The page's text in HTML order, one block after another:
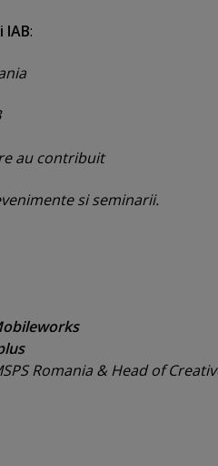
IAB:
au contribuit
si seminarii.
Romania & Head of